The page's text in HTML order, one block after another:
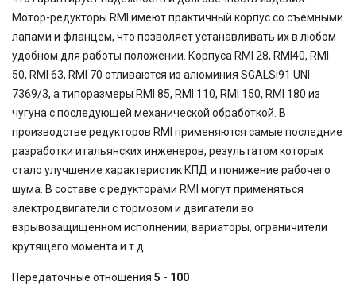
Мотор-редукторы RMI имеют практичный корпус со съемными
лапами и фланцем, что позволяет устанавливать их в любом
удобном для работы положении. Корпуса RMI 28, RMI40, RMI
50, RMI 63, RMI 70 отливаются из алюминия SGALSi91 UNI
7369/3, а типоразмеры RMI 85, RMI 110, RMI 150, RMI 180 из
чугуна с последующей механической обработкой. В
производстве редукторов RMI применяются самые последние
разработки итальянских инженеров, результатом которых
стало улучшение характеристик КПД и понижение рабочего
шума. В составе с редукторами RMI могут применяться
электродвигатели с тормозом и двигатели во
взрывозащищенном исполнении, вариаторы, ограничители
крутящего момента и т.д.
Передаточные отношения 5 - 100